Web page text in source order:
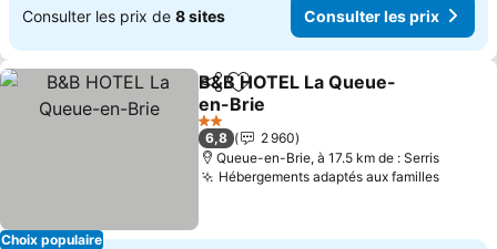
Consulter les prix de 8 sites Consulter les prix
Choix populaire
PartagerAjouter à mes favoris
B&B HOTEL La Queue-
en-Brie
Consulter les prix
2 Étoiles
6,8
2 960
Queue-en-Brie, à 17.5 km de : Serris
Hébergements adaptés aux familles